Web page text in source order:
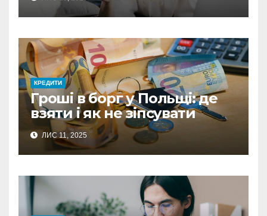
выбору оптимального
решения
КРЕДИТИ
Гроші в борг у Польщі: де
взяти і як не зіпсувати
стосунки
ЛИС 11, 2025